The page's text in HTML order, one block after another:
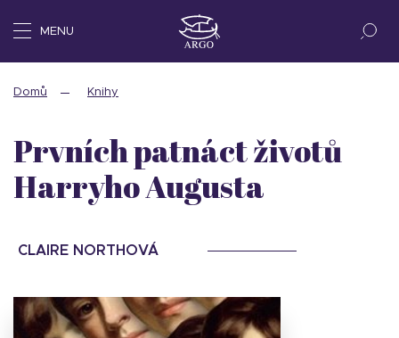
MENU
Domů Knihy
Prvních patnáct životů
Harryho Augusta
CLAIRE NORTHOVÁ